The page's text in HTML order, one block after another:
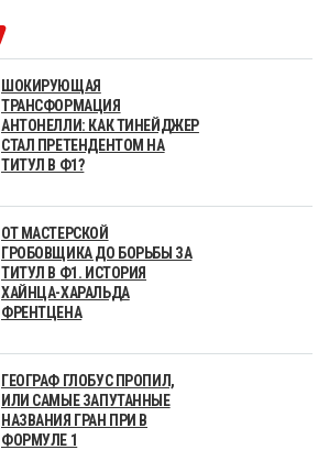
ШОКИРУЮЩАЯ
ТРАНСФОРМАЦИЯ
АНТОНЕЛЛИ: КАК ТИНЕЙДЖЕР
СТАЛ ПРЕТЕНДЕНТОМ НА
ТИТУЛ В Ф1?
ОТ МАСТЕРСКОЙ
ГРОБОВЩИКА ДО БОРЬБЫ ЗА
ТИТУЛ В Ф1. ИСТОРИЯ
ХАЙНЦА-ХАРАЛЬДА
ФРЕНТЦЕНА
ГЕОГРАФ ГЛОБУС ПРОПИЛ,
ИЛИ САМЫЕ ЗАПУТАННЫЕ
НАЗВАНИЯ ГРАН ПРИ В
ФОРМУЛЕ 1